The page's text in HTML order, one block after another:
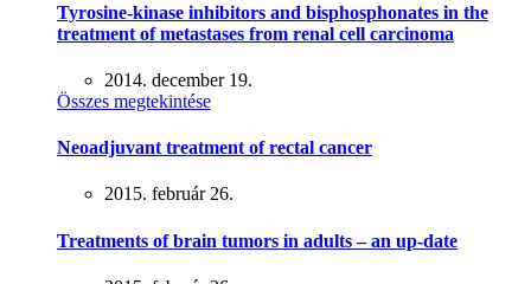
Tyrosine-kinase inhibitors and bisphosphonates in the
treatment of metastases from renal cell carcinoma
2014. december 19.
Összes megtekintése
Neoadjuvant treatment of rectal cancer
2015. február 26.
Treatments of brain tumors in adults – an up-date